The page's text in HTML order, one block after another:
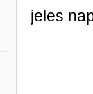
jeles